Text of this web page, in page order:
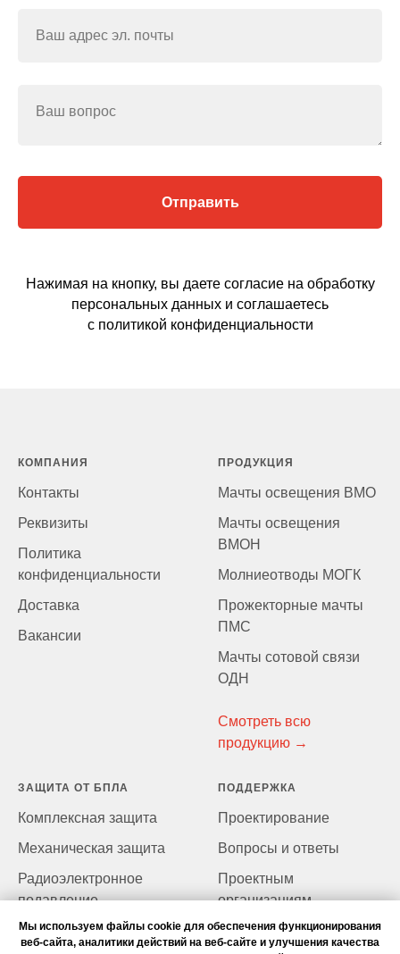
Ваш адрес эл. почты
Ваш вопрос
Отправить
Нажимая на кнопку, вы даете согласие на обработку
персональных данных и соглашаетесь
c политикой конфиденциальности
КОМПАНИЯ
Контакты
Реквизиты
Политика
конфиденциальности
Доставка
Вакансии
ПРОДУКЦИЯ
Мачты освещения ВМО
Мачты освещения
ВМОН
Молниеотводы МОГК
Прожекторные мачты
ПМС
Мачты сотовой связи
ОДН
Смотреть всю
продукцию →
ЗАЩИТА ОТ БПЛА
Комплексная защита
Механическая защита
Радиоэлектронное
подавление
ПОДДЕРЖКА
Проектирование
Вопросы и ответы
Проектным
организациям
Мы используем файлы cookie для обеспечения функционирования
веб-сайта, аналитики действий на веб-сайте и улучшения качества